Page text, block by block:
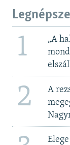
1
„A
2
A